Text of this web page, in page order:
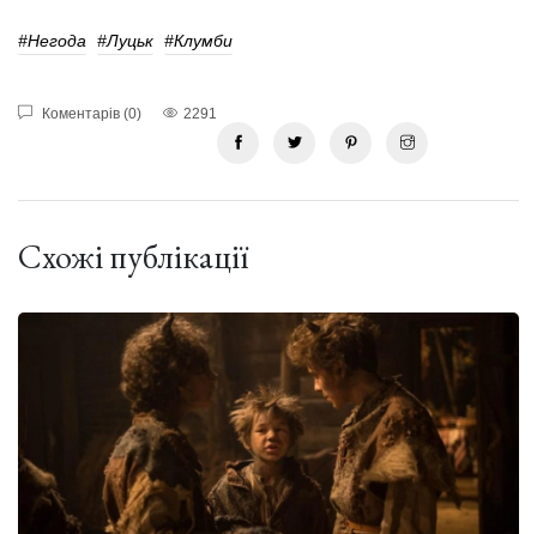
#Негода #Луцьк #Клумби
Коментарів (0) 2291
Схожі публікації